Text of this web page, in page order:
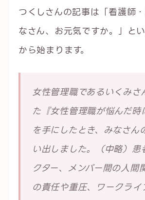
つくしさんの記事は「看護師
なさん、お元気ですか。」と
から始まります。
女性管理職であるいくみさ
た『女性管理職が悩んだ時
を手にしたとき、みなさん
い出しました。（中略）患
クター、メンバー間の人間
の責任や重圧、ワークライ